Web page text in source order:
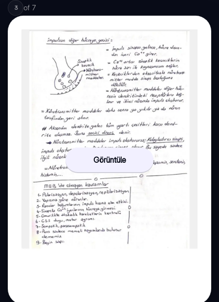
3 of 7
Görüntüle